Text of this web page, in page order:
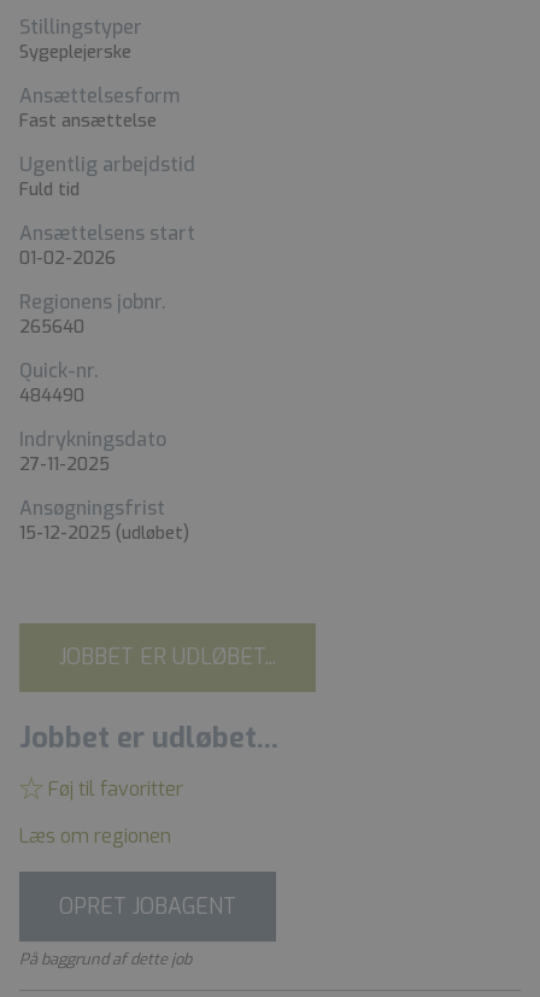
Stillingstyper
Sygeplejerske
Ansættelsesform
Fast ansættelse
Ugentlig arbejdstid
Fuld tid
Ansættelsens start
01-02-2026
Regionens jobnr.
265640
Quick-nr.
484490
Indrykningsdato
27-11-2025
Ansøgningsfrist
15-12-2025 (udløbet)
JOBBET ER UDLØBET...
Jobbet er udløbet...
Føj til favoritter
Læs om regionen
OPRET JOBAGENT
På baggrund af dette job